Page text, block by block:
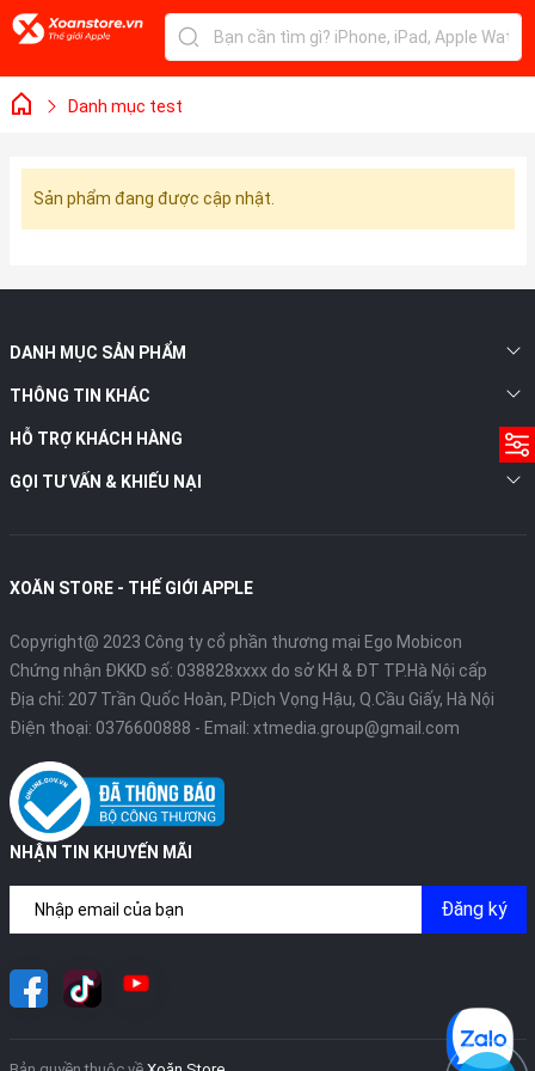
Danh mục test
Sản phẩm đang được cập nhật.
DANH MỤC SẢN PHẨM
THÔNG TIN KHÁC
HỖ TRỢ KHÁCH HÀNG
GỌI TƯ VẤN & KHIẾU NẠI
XOĂN STORE - THẾ GIỚI APPLE
Copyright@ 2023 Công ty cổ phần thương mại Ego Mobicon
Chứng nhận ĐKKD số: 038828xxxx do sở KH & ĐT TP.Hà Nội cấp
Địa chỉ: 207 Trần Quốc Hoàn, P.Dịch Vọng Hậu, Q.Cầu Giấy, Hà Nội
Điện thoại: 0376600888 - Email: xtmedia.group@gmail.com
NHẬN TIN KHUYẾN MÃI
Đăng ký